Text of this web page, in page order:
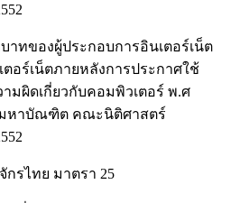
ทของผู้ประกอบการอินเตอร์เน็ต
อร์เน็ตภายหลังการประกาศใช้
มผิดเกี่ยวกับคอมพิวเตอร์ พ.ศ
หาบัณฑิต คณะนิติศาสตร์
รไทย มาตรา 25